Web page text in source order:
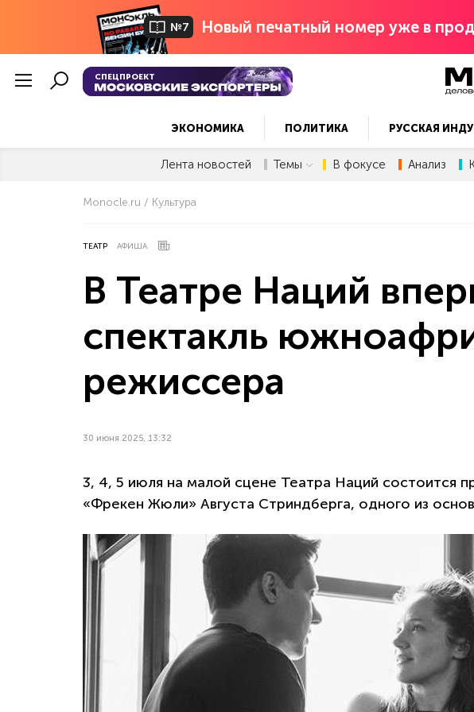
№7 Новый печатный номер уже в
СПЕЦПРОЕКТ
ЭКОНОМИКА ПОЛИТИКА РУССКАЯ
Лента новостей Темы В фокусе Анализ
Monocle.ru Культура
ТЕАТР АФИША
В Театре Наций
спектакль
режиссера
30 июня 2025, 13:32
3, 4, 5 июля на малой сцене Театра Наций состоится
«Фрекен Жюли» Августа Стриндберга, одного из